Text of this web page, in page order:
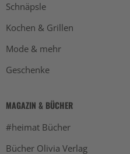
Schnäpsle
Kochen & Grillen
Mode & mehr
Geschenke
MAGAZIN & BÜCHER
#heimat Bücher
Bücher Olivia Verlag